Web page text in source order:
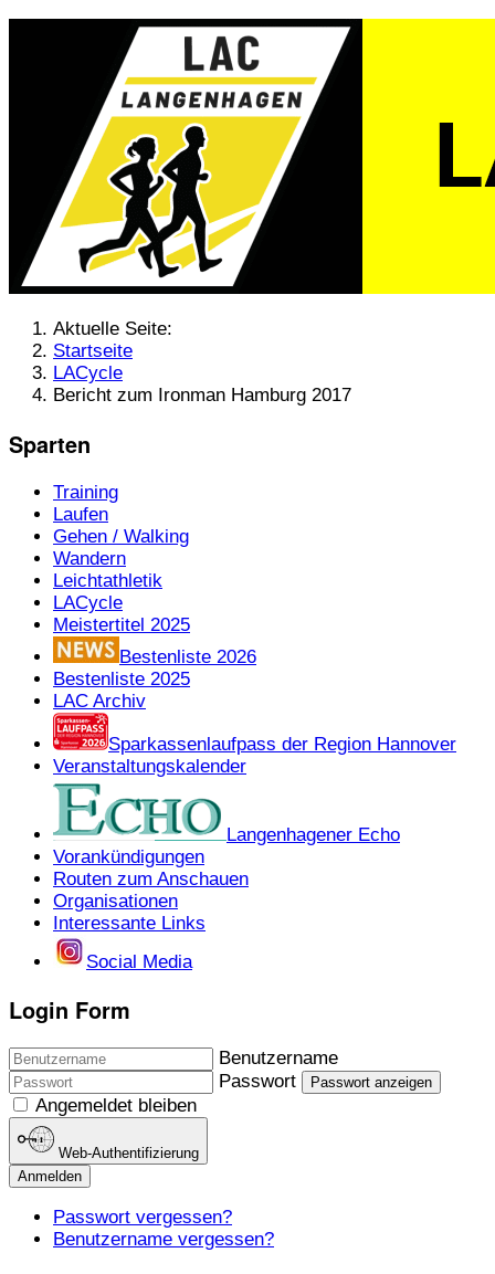
Aktuelle Seite:
Startseite
LACycle
Bericht zum Ironman Hamburg 2017
Sparten
Training
Laufen
Gehen / Walking
Wandern
Leichtathletik
LACycle
Meistertitel 2025
Bestenliste 2026
Bestenliste 2025
LAC Archiv
Sparkassenlaufpass der Region Hannover
Veranstaltungskalender
Langenhagener Echo
Vorankündigungen
Routen zum Anschauen
Organisationen
Interessante Links
Social Media
Login Form
Benutzername
Passwort
Passwort anzeigen
Angemeldet bleiben
Web-Authentifizierung
Anmelden
Passwort vergessen?
Benutzername vergessen?